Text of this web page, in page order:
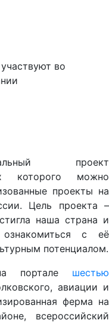
во
проект
которого можно
проекты на
Цель проекта –
наша страна и
с её
потенциалом.
портале шестью
авиации и
ферма на
всероссийский